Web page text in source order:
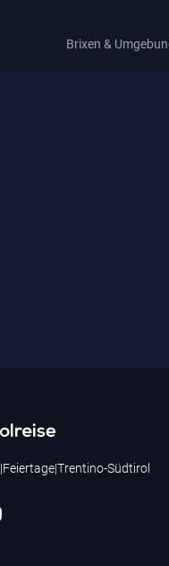
Brixen &
|Feiertage|Trentino-Südtirol